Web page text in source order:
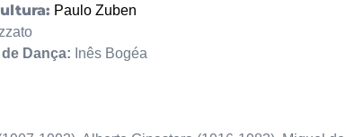
Paulo Zuben
Dança: Inês Bogéa